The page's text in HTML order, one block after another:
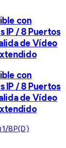
con
IP / 8 Puertos
de Vídeo
con
IP / 8 Puertos
de Vídeo
8P(D)